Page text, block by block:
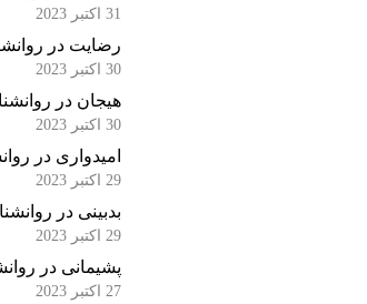
31 اکتبر 2023
رضایت در
30 اکتبر 2023
هیجان در
30 اکتبر 2023
امیدواری در
29 اکتبر 2023
بدبینی در
29 اکتبر 2023
پشیمانی در
27 اکتبر 2023